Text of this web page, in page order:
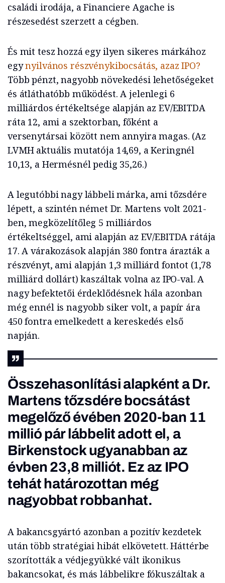
családi irodája, a Financiere Agache is
részesedést szerzett a cégben.
És mit tesz hozzá egy ilyen sikeres márkához
egynyilvános részvénykibocsátás, azaz IPO?
Több pénzt, nagyobb növekedési lehetőségeket
és átláthatóbb működést. A jelenlegi 6
milliárdos értékeltsége alapján az EV/EBITDA
ráta 12, ami a szektorban, főként a
versenytársai között nem annyira magas. (Az
LVMH aktuális mutatója 14,69, a Keringnél
10,13, a Hermésnél pedig 35,26.)
A legutóbbi nagy lábbeli márka, ami tőzsdére
lépett, a szintén német Dr. Martens volt 2021-
ben, megközelítőleg 5 milliárdos
értékeltséggel, ami alapján az EV/EBITDA rátája
17. A várakozások alapján 380 fontra árazták a
részvényt, ami alapján 1,3 milliárd fontot (1,78
milliárd dollárt) kaszáltak volna az IPO-val. A
nagy befektetői érdeklődésnek hála azonban
még ennél is nagyobb siker volt, a papír ára
450 fontra emelkedett a kereskedés első
napján.
Összehasonlítási alapként a Dr.
Martens tőzsdére bocsátást
megelőző évében 2020-ban 11
millió pár lábbelit adott el, a
Birkenstock ugyanabban az
évben 23,8 milliót. Ez az IPO
tehát határozottan még
nagyobbat robbanhat.
A bakancsgyártó azonban a pozitív kezdetek
után több stratégiai hibát elkövetett. Háttérbe
szorították a védjegyükké vált ikonikus
bakancsokat, és más lábbelikre fókuszáltak a